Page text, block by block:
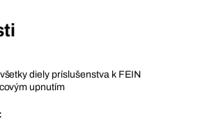
diely príslušenstva k FEIN
upnutím